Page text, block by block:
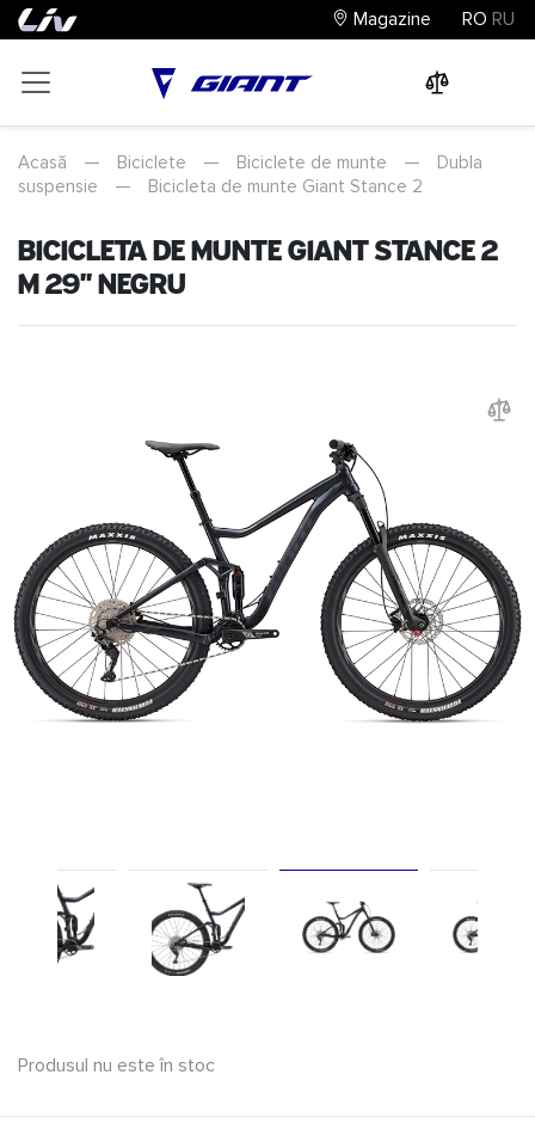
Magazine RO RU
Acasă — Biciclete — Biciclete de munte —
Dubla
suspensie
— Bicicleta de munte Giant Stance 2
Bicicleta de munte Giant Stance 2
M 29" Negru
Produsul nu este în stoc